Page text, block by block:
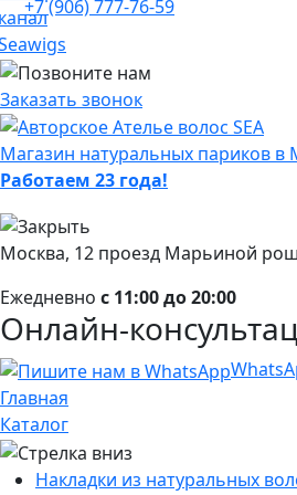
+7 (906) 777-76-59
Заказать звонок
Магазин натуральных париков в
Работаем 23 года!
Москва, 12 проезд Марьиной
Ежедневно с 11:00 до 20:00
Онлайн-
Главная
Каталог
Накладки из натуральных